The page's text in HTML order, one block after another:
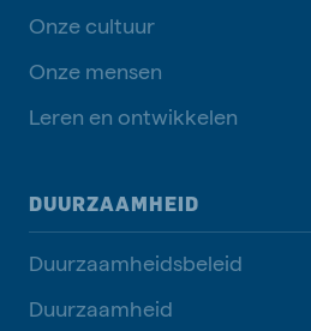
Onze cultuur
Onze mensen
Leren en ontwikkelen
DUURZAAMHEID
Duurzaamheidsbeleid
Duurzaamheid